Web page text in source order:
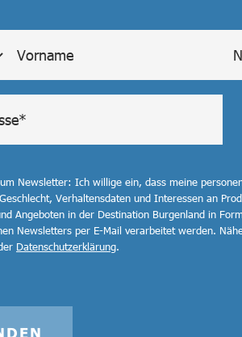
Newsletter: Ich willige ein, dass meine
Verhaltensdaten und Interessen an
Angeboten in der Destination Burgenland in
Newsletters per E-Mail verarbeitet werden.
Datenschutzerklärung.